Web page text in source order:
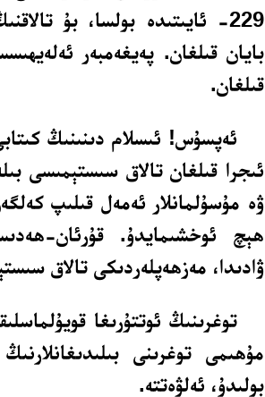
229- ئايىتىدە بولسا، بۇ
بايان قىلغان. پەيغەمبەر
قىلغان.
ئەپسۇس! ئىسلام دىنىنىڭ
ئىجرا قىلغان تالاق سىستېمىسى
ۋە مۇسۇلمانلار ئەمەل قىلىپ
ھېچ ئوخشىمايدۇ. قۇرئان-
ۋادىدا، مەزھەپلەردىكى تالاق
توغرىنىڭ ئوتتۇرىغا
مۇھىمى توغرىنى
بولىدۇ، ئەلۋەتتە.